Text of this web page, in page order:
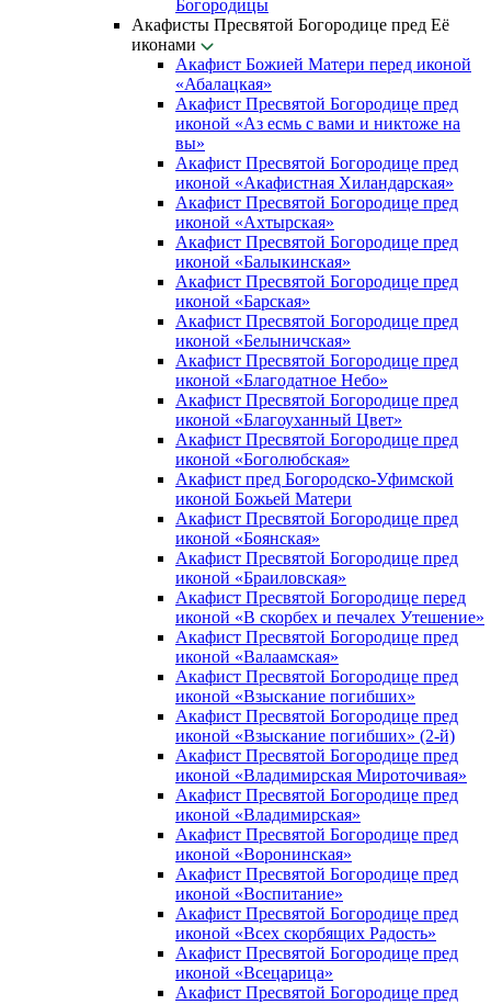
Богородицы
Акафисты Пресвятой Богородице пред Её
иконами
Акафист Божией Матери перед иконой
«Абалацкая»
Акафист Пресвятой Богородице пред
иконой «Аз есмь с вами и никтоже на
вы»
Акафист Пресвятой Богородице пред
иконой «Акафистная Хиландарская»
Акафист Пресвятой Богородице пред
иконой «Ахтырская»
Акафист Пресвятой Богородице пред
иконой «Балыкинская»
Акафист Пресвятой Богородице пред
иконой «Барская»
Акафист Пресвятой Богородице пред
иконой «Белыничская»
Акафист Пресвятой Богородице пред
иконой «Благодатное Небо»
Акафист Пресвятой Богородице пред
иконой «Благоуханный Цвет»
Акафист Пресвятой Богородице пред
иконой «Боголюбская»
Акафист пред Богородско-Уфимской
иконой Божьей Матери
Акафист Пресвятой Богородице пред
иконой «Боянская»
Акафист Пресвятой Богородице пред
иконой «Браиловская»
Акафист Пресвятой Богородице перед
иконой «В скорбех и печалех Утешение»
Акафист Пресвятой Богородице пред
иконой «Валаамская»
Акафист Пресвятой Богородице пред
иконой «Взыскание погибших»
Акафист Пресвятой Богородице пред
иконой «Взыскание погибших» (2-й)
Акафист Пресвятой Богородице пред
иконой «Владимирская Мироточивая»
Акафист Пресвятой Богородице пред
иконой «Владимирская»
Акафист Пресвятой Богородице пред
иконой «Воронинская»
Акафист Пресвятой Богородице пред
иконой «Воспитание»
Акафист Пресвятой Богородице пред
иконой «Всех скорбящих Радость»
Акафист Пресвятой Богородице пред
иконой «Всецарица»
Акафист Пресвятой Богородице пред